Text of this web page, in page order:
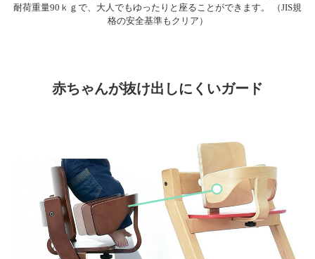
耐荷重量90ｋｇで、大人でもゆったりと座ることができます。 （JIS規
格の安全基準もクリア）
赤ちゃんが抜け出しにくいガード